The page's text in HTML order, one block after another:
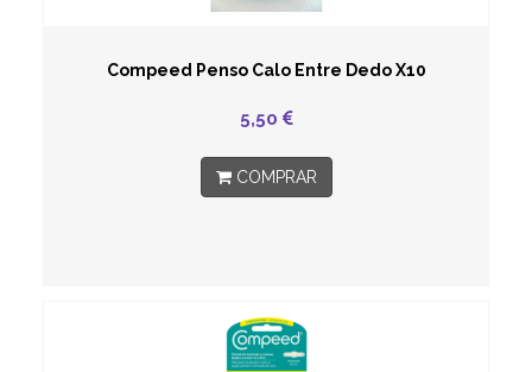
Compeed Penso Calo Entre Dedo X10
5,50
COMPRAR